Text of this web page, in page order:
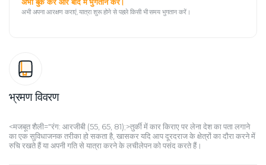
भ्रमण विवरण
<मजबूत शैली="रंग: आरजीबी (55, 65, 81);>तुर्की में कार किराए पर लेना देश का पता लगाने
का एक सुविधाजनक तरीका हो सकता है, खासकर यदि आप दूरदराज के क्षेत्रों का दौरा करने में
रुचि रखते हैं या अपनी गति से यात्रा करने के लचीलेपन को पसंद करते हैं।
अभी अपना आरक्षण कराएं, यात्रा शुरू होने से पहले किसी भी समय भुगतान करें।